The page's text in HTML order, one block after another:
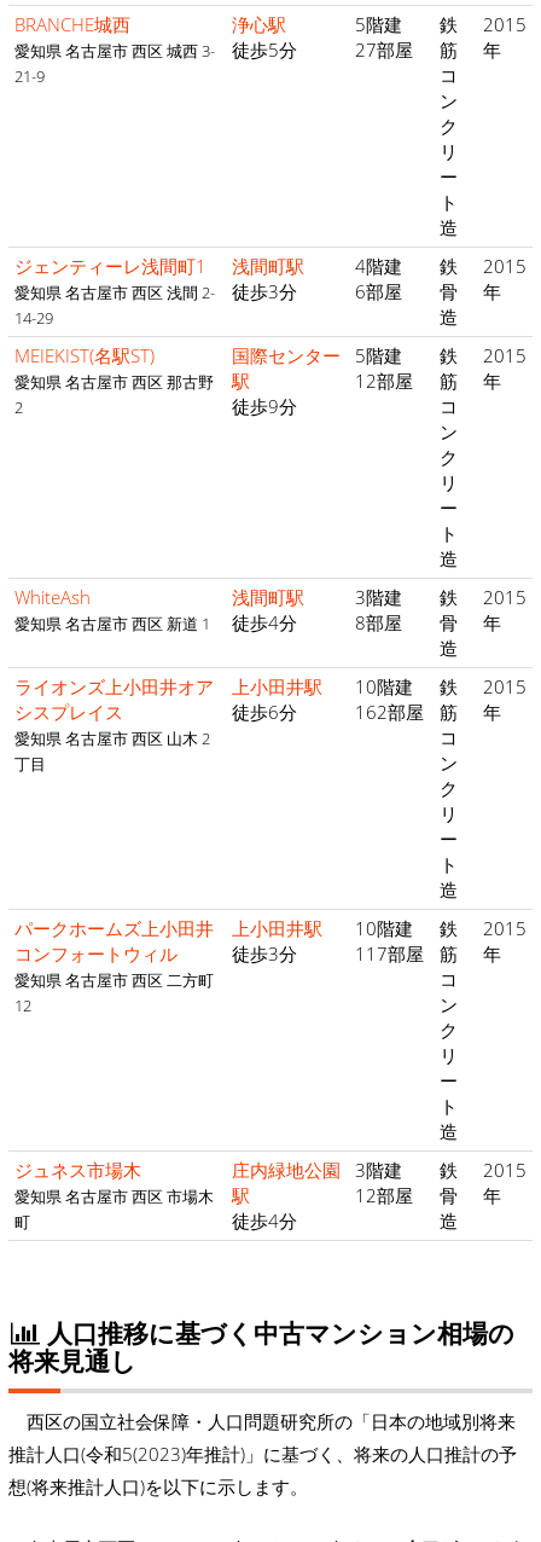
BRANCHE城西
愛知県 名古屋市 西区 城西 3-
21-9
浄心駅
徒歩5分
5階建
27部屋
鉄
筋
コ
ン
ク
リ
ー
ト
造
2015
年
ジェンティーレ浅間町1
愛知県 名古屋市 西区 浅間 2-
14-29
浅間町駅
徒歩3分
4階建
6部屋
鉄
骨
造
2015
年
MEIEKIST(名駅ST)
愛知県 名古屋市 西区 那古野
2
国際センター
駅
徒歩9分
5階建
12部屋
鉄
筋
コ
ン
ク
リ
ー
ト
造
2015
年
WhiteAsh
愛知県 名古屋市 西区 新道 1
浅間町駅
徒歩4分
3階建
8部屋
鉄
骨
造
2015
年
ライオンズ上小田井オア
シスプレイス
愛知県 名古屋市 西区 山木 2
丁目
上小田井駅
徒歩6分
10階建
162部屋
鉄
筋
コ
ン
ク
リ
ー
ト
造
2015
年
パークホームズ上小田井
コンフォートウィル
愛知県 名古屋市 西区 二方町
12
上小田井駅
徒歩3分
10階建
117部屋
鉄
筋
コ
ン
ク
リ
ー
ト
造
2015
年
ジュネス市場木
愛知県 名古屋市 西区 市場木
町
庄内緑地公園
駅
徒歩4分
3階建
12部屋
鉄
骨
造
2015
年
人口推移に基づく中古マンション相場の
将来見通し
西区の国立社会保障・人口問題研究所の「日本の地域別将来
推計人口(令和5(2023)年推計)」に基づく、将来の人口推計の予
想(将来推計人口)を以下に示します。